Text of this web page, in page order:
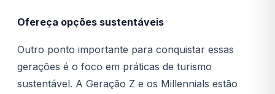
Ofereça opções sustentáveis
Outro ponto importante para conquistar essas
gerações é o foco em práticas de turismo
sustentável. A Geração Z e os Millennials estão